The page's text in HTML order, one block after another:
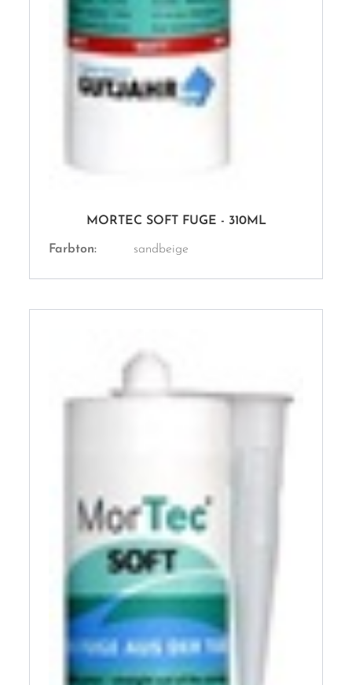
MORTEC SOFT FUGE - 310ML
Farbton: sandbeige